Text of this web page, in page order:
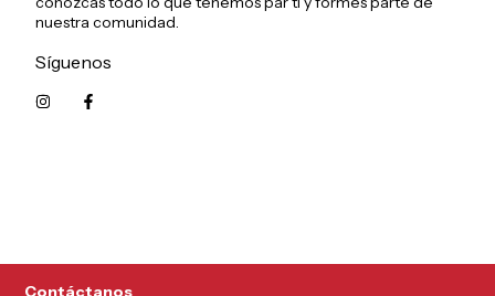
nuestra comunidad.
Síguenos
Contáctanos